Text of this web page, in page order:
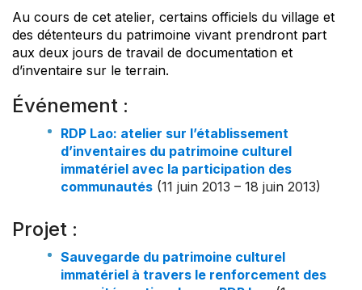
Au cours de cet atelier, certains officiels du village et
des détenteurs du patrimoine vivant prendront part
aux deux jours de travail de documentation et
d’inventaire sur le terrain.
Événement :
RDP Lao: atelier sur l’établissement
d’inventaires du patrimoine culturel
immatériel avec la participation des
communautés (11 juin 2013 – 18 juin 2013)
Projet :
Sauvegarde du patrimoine culturel
immatériel à travers le renforcement des